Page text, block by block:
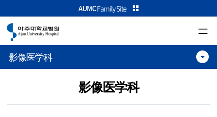
본문으로 가기
주메뉴로 가기
카피라이트로 가기
AUMCFamily Site
影像医学科
影像医学科